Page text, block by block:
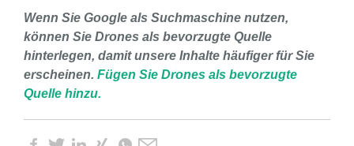
Wenn Sie Google als Suchmaschine nutzen,
können Sie Drones als bevorzugte Quelle
hinterlegen, damit unsere Inhalte häufiger für Sie
erscheinen. Fügen Sie Drones als bevorzugte
Quelle hinzu.